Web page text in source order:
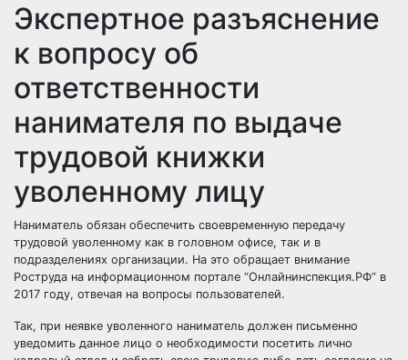
Экспертное разъяснение
к вопросу об
ответственности
нанимателя по выдаче
трудовой книжки
уволенному лицу
Наниматель обязан обеспечить своевременную передачу
трудовой уволенному как в головном офисе, так и в
подразделениях организации. На это обращает внимание
Роструда на информационном портале “Онлайнинспекция.РФ” в
2017 году, отвечая на вопросы пользователей.
Так, при неявке уволенного наниматель должен письменно
уведомить данное лицо о необходимости посетить лично